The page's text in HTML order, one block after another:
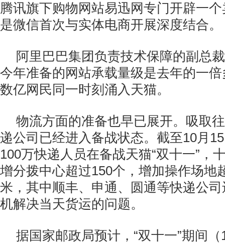
腾讯旗下购物网站易迅网专门开辟一
是微信首次与实体电商开展深度结合。
阿里巴巴集团负责技术保障的副总
今年准备的网站承载量级是去年的一
数亿网民同一时刻涌入天猫。
物流方面的准备也早已展开。吸取
递公司已经进入备战状态。截至10月
100万快递人员在备战天猫“双十一”，
增分拨中心超过150个，增加操作场地
米，其中顺丰、申通、圆通等快递公
机解决当天货运的问题。
据国家邮政局预计，“双十一”期间